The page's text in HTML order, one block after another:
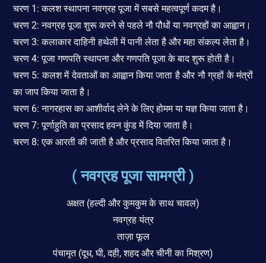
चरण 1: कलश स्थापना नवग्रह पूजा में सबसे महत्वपूर्ण कदम है।
चरण 2: नवग्रह पूजा शुरू करने से पहले नौ पौधों या नवग्रहों का आह्वान।
चरण 3: कलाकार दाहिनी हथेली में पानी लेता है और महा संकल्प लेता है।
चरण 4: पूजा गणपति स्थापना और गणपति पूजा के बाद शुरू होती है।
चरण 5: कलश में देवताओं का आह्वान किया जाता है और नौ ग्रहों के मंत्रों
का जाप किया जाता है।
चरण 6: नागरहास का आशीर्वाद लेने के लिए होमम या यज्ञ किया जाता है।
चरण 7: पूर्णाहुति का प्रसाद हवन कुंड में दिया जाता है।
चरण 8: एक आरती की जाती है और प्रसाद वितरित किया जाता है।
( नवग्रह पूजा सामग्री )
अक्षत (हल्दी और कुमकुम के साथ चावल)
नवग्रह यंत्र
ताज़ा फूल
पंचामृत (दूध, घी, दही, शहद और चीनी का मिश्रण)